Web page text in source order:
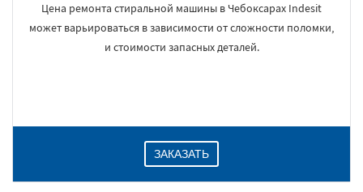
Цена ремонта стиральной машины в Чебоксарах Indesit
может варьироваться в зависимости от сложности поломки,
и стоимости запасных деталей.
ЗАКАЗАТЬ